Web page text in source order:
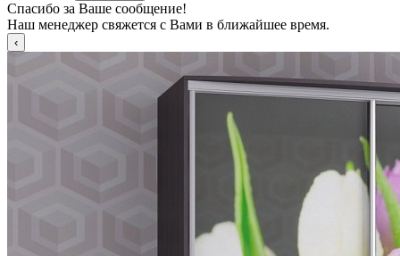
Спасибо за Ваше сообщение!
Наш менеджер свяжется с Вами в ближайшее время.